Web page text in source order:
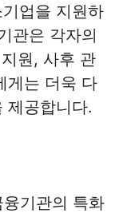
업을 지원하
관은 각자의
원, 사후 관
게는 더욱 다
제공합니다.
융기관의 특화